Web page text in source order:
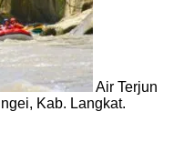
Air Terjun
Kab. Langkat.